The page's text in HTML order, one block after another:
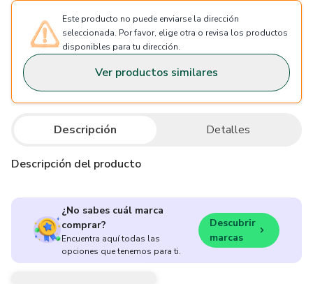
Este producto no puede enviarse la dirección
seleccionada. Por favor, elige otra o revisa los productos
disponibles para tu dirección.
Ver productos similares
Descripción Detalles
Descripción del producto
¿No sabes cuál marca
comprar?
Encuentra aquí todas las
opciones que tenemos para ti.
Descubrir
marcas